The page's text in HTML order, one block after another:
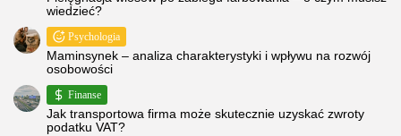
wiedzieć?
Psychologia
Maminsynek – analiza charakterystyki i wpływu na rozwój
osobowości
Finanse
Jak transportowa firma może skutecznie uzyskać zwroty
podatku VAT?